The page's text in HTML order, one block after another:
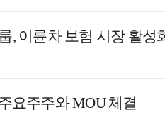
, 이륜차 보험 시장 활성
요주주와 MOU 체결